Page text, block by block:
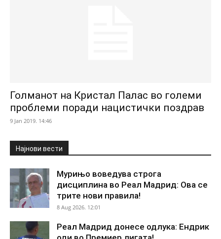
Голманот на Кристал Палас во големи
проблеми поради нацистички поздрав
9 Jan 2019. 14:46
Најнови вести
Мурињо воведува строга
дисциплина во Реал Мадрид: Ова се
трите нови правила!
8 Aug 2026. 12:01
Реал Мадрид донесе одлука: Ендрик